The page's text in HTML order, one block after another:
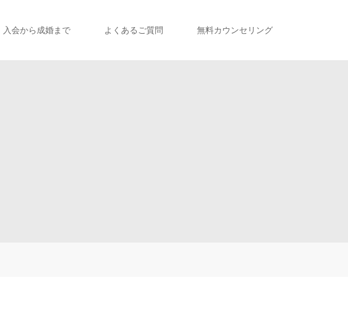
入会から成婚まで よくあるご質問 無料カウンセリング